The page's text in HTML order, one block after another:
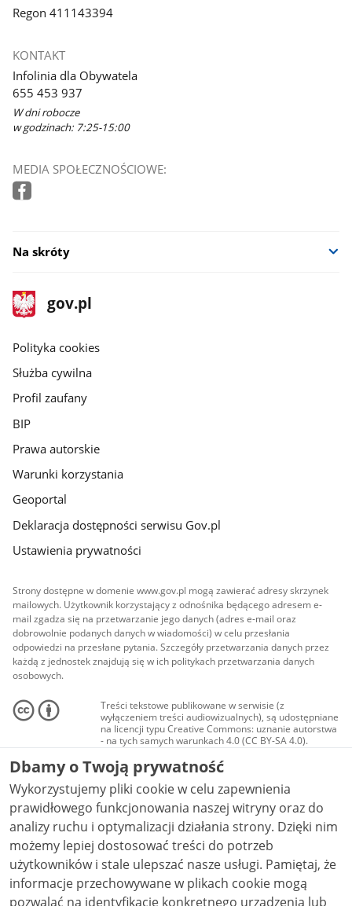
Regon 411143394
KONTAKT
Infolinia dla Obywatela
655 453 937
W dni robocze
w godzinach: 7:25-15:00
MEDIA SPOŁECZNOŚCIOWE:
Na skróty
stopka
gov.pl
Strona
gov.pl
gov.pl
Polityka cookies
Służba cywilna
Profil zaufany
BIP
Prawa autorskie
Warunki korzystania
Geoportal
Deklaracja dostępności serwisu Gov.pl
Ustawienia prywatności
Strony dostępne w domenie www.gov.pl mogą zawierać adresy skrzynek
mailowych. Użytkownik korzystający z odnośnika będącego adresem e-
mail zgadza się na przetwarzanie jego danych (adres e-mail oraz
dobrowolnie podanych danych w wiadomości) w celu przesłania
odpowiedzi na przesłane pytania. Szczegóły przetwarzania danych przez
każdą z jednostek znajdują się w ich politykach przetwarzania danych
osobowych.
Treści tekstowe publikowane w serwisie (z
wyłączeniem treści audiowizualnych), są udostępniane
na licencji typu Creative Commons: uznanie autorstwa
- na tych samych warunkach 4.0 (CC BY-SA 4.0).
Materiały audiowizualne, w tym zdjęcia, materiały
audio i wideo, są udostępniane na licencji typu
Creative Commons: uznanie autorstwa użycie
niekomercyjne - bez utworów zależnych 4.0 (CC BY-
NC-ND 4.0), o ile nie jest to stwierdzone inaczej.
Dbamy o Twoją prywatność
Wykorzystujemy pliki cookie w celu zapewnienia
prawidłowego funkcjonowania naszej witryny oraz do
analizy ruchu i optymalizacji działania strony. Dzięki nim
możemy lepiej dostosować treści do potrzeb
użytkowników i stale ulepszać nasze usługi. Pamiętaj, że
informacje przechowywane w plikach cookie mogą
pozwalać na identyfikację konkretnego urządzenia lub